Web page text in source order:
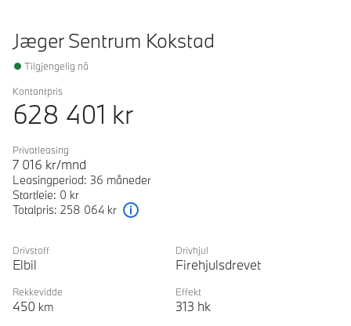
Jæger Sentrum Kokstad
Tilgjengelig nå
Kontantpris
628 401 kr
Privatleasing
7 016 kr/mnd
Leasingperiod: 36 måneder
Startleie: 0 kr
Totalpris: 258 064 kr
Drivstoff
Elbil
Drivhjul
Firehjulsdrevet
Rekkevidde
450 km
Effekt
313 hk